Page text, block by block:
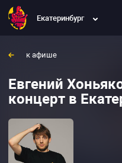
Екатеринбург
к афише
Евгений
концерт в